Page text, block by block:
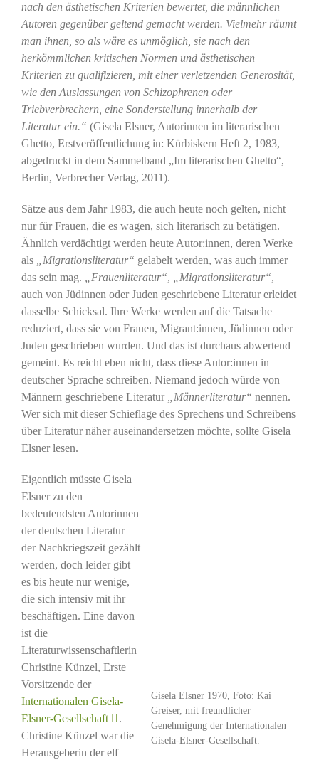
nach den ästhetischen Kriterien bewertet, die männlichen
Autoren gegenüber geltend gemacht werden. Vielmehr räumt
man ihnen, so als wäre es unmöglich, sie nach den
herkömmlichen kritischen Normen und ästhetischen
Kriterien zu qualifizieren, mit einer verletzenden Generosität,
wie den Auslassungen von Schizophrenen oder
Triebverbrechern, eine Sonderstellung innerhalb der
Literatur ein.“ (Gisela Elsner, Autorinnen im literarischen
Ghetto, Erstveröffentlichung in: Kürbiskern Heft 2, 1983,
abgedruckt in dem Sammelband „Im literarischen Ghetto“,
Berlin, Verbrecher Verlag, 2011).
Sätze aus dem Jahr 1983, die auch heute noch gelten, nicht
nur für Frauen, die es wagen, sich literarisch zu betätigen.
Ähnlich verdächtigt werden heute Autor:innen, deren Werke
als
„Migrationsliteratur“ gelabelt werden, was auch immer
das sein mag.
„Frauenliteratur“, „Migrationsliteratur“,
auch von Jüdinnen oder Juden geschriebene Literatur erleidet
dasselbe Schicksal. Ihre Werke werden auf die Tatsache
reduziert, dass sie von Frauen, Migrant:innen, Jüdinnen oder
Juden geschrieben wurden. Und das ist durchaus abwertend
gemeint. Es reicht eben nicht, dass diese Autor:innen in
deutscher Sprache schreiben. Niemand jedoch würde von
Männern geschriebene Literatur
„Männerliteratur“ nennen.
Wer sich mit dieser Schieflage des Sprechens und Schreibens
über Literatur näher auseinandersetzen möchte, sollte Gisela
Elsner lesen.
Gisela Elsner 1970, Foto: Kai
Greiser, mit freundlicher
Genehmigung der Internationalen
Gisela-Elsner-Gesellschaft.
Eigentlich müsste Gisela
Elsner zu den
bedeutendsten Autorinnen
der deutschen Literatur
der Nachkriegszeit gezählt
werden, doch leider gibt
es bis heute nur wenige,
die sich intensiv mit ihr
beschäftigen. Eine davon
ist die
Literaturwissenschaftlerin
Christine Künzel, Erste
Vorsitzende der
Internationalen Gisela-
Elsner-Gesellschaft
.
Christine Künzel war die
Herausgeberin der elf